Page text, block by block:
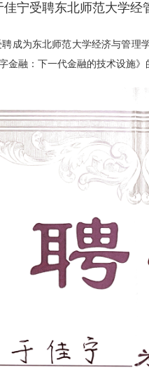
宁受聘东北师范大学经
成为东北师范大学经济与管
融：下一代金融的技术设施》